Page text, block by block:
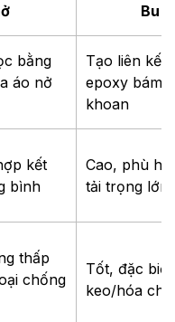
Bu
bằng
áo nở
Tạo liên kết
epoxy bám
khoan
kết
bình
Cao, phù
tải trọng lớn
thấp
chống
Tốt, đặc
keo/hóa